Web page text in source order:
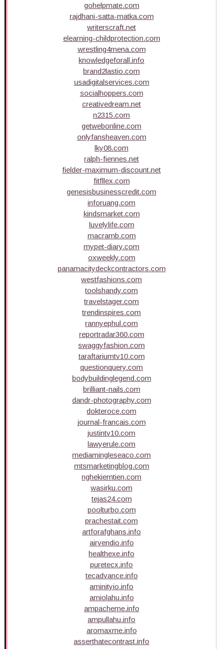
gohelpmate.com
rajdhani-satta-matka.com
writerscraft.net
elearning-childprotection.com
wrestling4mena.com
knowledgeforall.info
brand2lastio.com
usadigitalservices.com
socialhoppers.com
creativedream.net
n2315.com
getwebonline.com
onlyfansheaven.com
lky08.com
ralph-fiennes.net
fielder-maximum-discount.net
fitfllex.com
genesisbusinesscredit.com
inforuang.com
kindsmarket.com
luvelylife.com
macramb.com
mypet-diary.com
oxweekly.com
panamacitydeckcontractors.com
westfashions.com
toolshandy.com
travelstager.com
trendinspires.com
rannyephul.com
reportradar360.com
swaggyfashion.com
taraftariumtv10.com
questionquery.com
bodybuildinglegend.com
brilliant-nails.com
dandr-photography.com
dokteroce.com
journal-francais.com
justintv10.com
lawyerule.com
mediamingleseaco.com
mtsmarketingblog.com
nghekiemtien.com
wasirku.com
tejas24.com
poolturbo.com
prachestait.com
artforafghans.info
airvendio.info
healthexe.info
puretecx.info
tecadvance.info
aminityio.info
amiolahu.info
ampacheme.info
ampullahu.info
aromaxme.info
asserthatecontrast.info